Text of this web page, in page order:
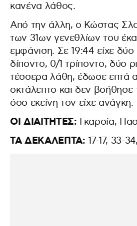
κανένα λάθος.
Από την άλλη, ο Κώστας
των 31ων γενεθλίων του
εμφάνιση. Σε 19:44 είχε
δίποντο, 0/1 τρίποντο, δύο
τέσσερα λάθη, έδωσε επτά
οκτάλεπτο και δεν
όσο εκείνη τον είχε ανάγκη.
ΟΙ ΔΙΑΙΤΗΤΕΣ: Γκαρσία,
ΤΑ ΔΕΚΑΛΕΠΤΑ: 17-17, 33-